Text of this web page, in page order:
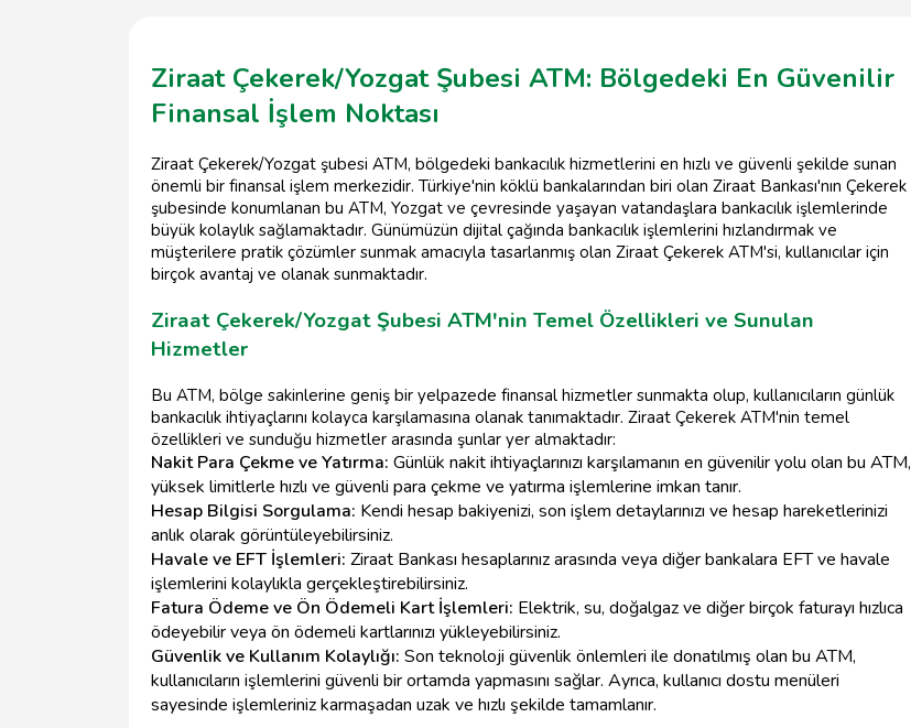
Ziraat Çekerek/Yozgat Şubesi ATM: Bölgedeki En Güvenilir
Finansal İşlem Noktası
Ziraat Çekerek/Yozgat şubesi ATM, bölgedeki bankacılık hizmetlerini en hızlı ve güvenli şekilde sunan
önemli bir finansal işlem merkezidir. Türkiye'nin köklü bankalarından biri olan Ziraat Bankası'nın Çekerek
şubesinde konumlanan bu ATM, Yozgat ve çevresinde yaşayan vatandaşlara bankacılık işlemlerinde
büyük kolaylık sağlamaktadır. Günümüzün dijital çağında bankacılık işlemlerini hızlandırmak ve
müşterilere pratik çözümler sunmak amacıyla tasarlanmış olan Ziraat Çekerek ATM'si, kullanıcılar için
birçok avantaj ve olanak sunmaktadır.
Ziraat Çekerek/Yozgat Şubesi ATM'nin Temel Özellikleri ve Sunulan
Hizmetler
Bu ATM, bölge sakinlerine geniş bir yelpazede finansal hizmetler sunmakta olup, kullanıcıların günlük
bankacılık ihtiyaçlarını kolayca karşılamasına olanak tanımaktadır. Ziraat Çekerek ATM'nin temel
özellikleri ve sunduğu hizmetler arasında şunlar yer almaktadır:
Nakit Para Çekme ve Yatırma: Günlük nakit ihtiyaçlarınızı karşılamanın en güvenilir yolu olan bu ATM,
yüksek limitlerle hızlı ve güvenli para çekme ve yatırma işlemlerine imkan tanır.
Hesap Bilgisi Sorgulama: Kendi hesap bakiyenizi, son işlem detaylarınızı ve hesap hareketlerinizi
anlık olarak görüntüleyebilirsiniz.
Havale ve EFT İşlemleri: Ziraat Bankası hesaplarınız arasında veya diğer bankalara EFT ve havale
işlemlerini kolaylıkla gerçekleştirebilirsiniz.
Fatura Ödeme ve Ön Ödemeli Kart İşlemleri: Elektrik, su, doğalgaz ve diğer birçok faturayı hızlıca
ödeyebilir veya ön ödemeli kartlarınızı yükleyebilirsiniz.
Güvenlik ve Kullanım Kolaylığı: Son teknoloji güvenlik önlemleri ile donatılmış olan bu ATM,
kullanıcıların işlemlerini güvenli bir ortamda yapmasını sağlar. Ayrıca, kullanıcı dostu menüleri
sayesinde işlemleriniz karmaşadan uzak ve hızlı şekilde tamamlanır.